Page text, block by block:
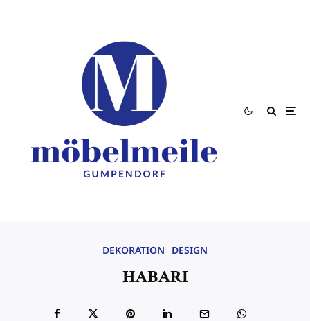
DEKORATION DESIGN
HABARI